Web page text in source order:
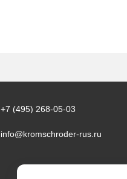
+7 (495) 268-05-03
info@kromschroder-rus.ru